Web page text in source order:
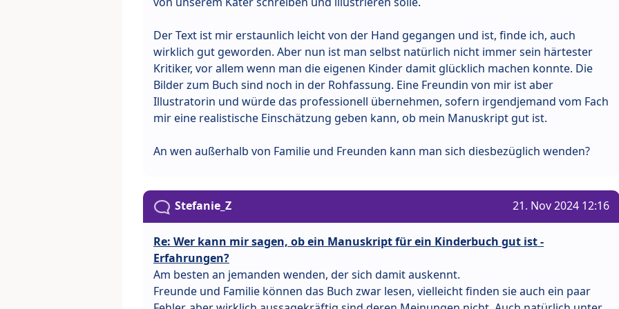
Der Text ist mir erstaunlich leicht von der Hand gegangen und ist, finde ich, auch
wirklich gut geworden. Aber nun ist man selbst natürlich nicht immer sein härtester
Kritiker, vor allem wenn man die eigenen Kinder damit glücklich machen konnte. Die
Bilder zum Buch sind noch in der Rohfassung. Eine Freundin von mir ist aber
Illustratorin und würde das professionell übernehmen, sofern irgendjemand vom Fach
mir eine realistische Einschätzung geben kann, ob mein Manuskript gut ist.
An wen außerhalb von Familie und Freunden kann man sich diesbezüglich wenden?
Stefanie_Z 21. Nov 2024 12:16
Re: Wer kann mir sagen, ob ein Manuskript für ein Kinderbuch gut ist -
Erfahrungen?
Am besten an jemanden wenden, der sich damit auskennt.
Freunde und Familie können das Buch zwar lesen, vielleicht finden sie auch ein paar